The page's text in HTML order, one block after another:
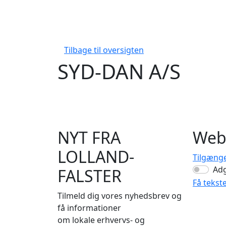
Tilbage til oversigten
SYD-DAN A/S
NYT FRA
LOLLAND-
FALSTER
Tilmeld dig vores nyhedsbrev og
få informationer
om lokale erhvervs- og
Få